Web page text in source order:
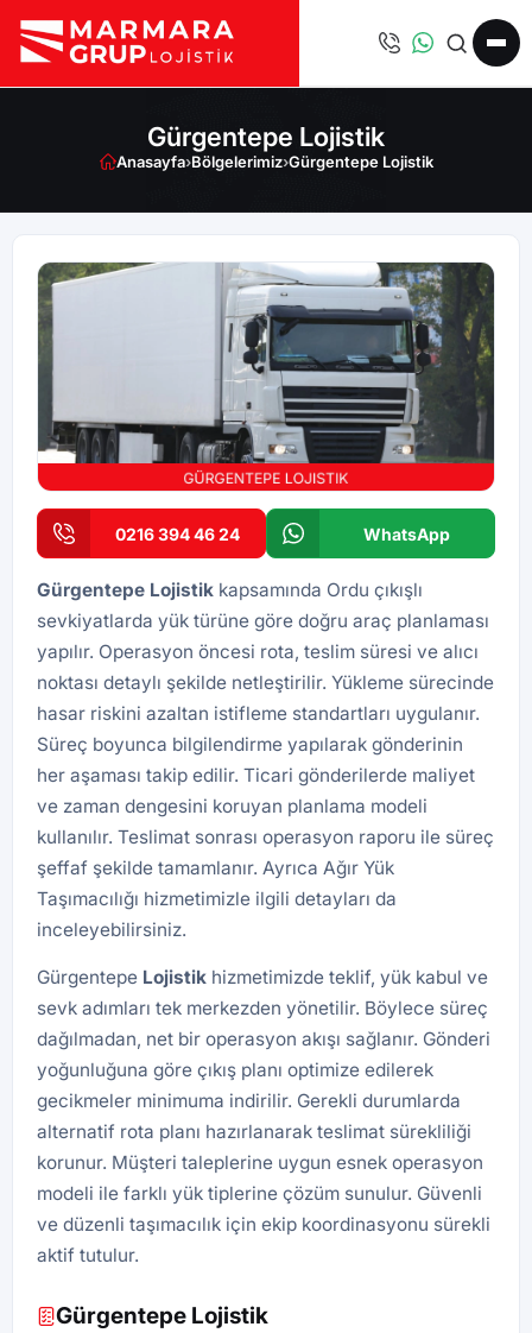
Gürgentepe Lojistik
Anasayfa›Bölgelerimiz›Gürgentepe Lojistik
0216 394 46 24 WhatsApp
Gürgentepe Lojistik kapsamında Ordu çıkışlı
sevkiyatlarda yük türüne göre doğru araç planlaması
yapılır. Operasyon öncesi rota, teslim süresi ve alıcı
noktası detaylı şekilde netleştirilir. Yükleme sürecinde
hasar riskini azaltan istifleme standartları uygulanır.
Süreç boyunca bilgilendirme yapılarak gönderinin
her aşaması takip edilir. Ticari gönderilerde maliyet
ve zaman dengesini koruyan planlama modeli
kullanılır. Teslimat sonrası operasyon raporu ile süreç
şeffaf şekilde tamamlanır. Ayrıca Ağır Yük
Taşımacılığı hizmetimizle ilgili detayları da
inceleyebilirsiniz.
Gürgentepe Lojistik hizmetimizde teklif, yük kabul ve
sevk adımları tek merkezden yönetilir. Böylece süreç
dağılmadan, net bir operasyon akışı sağlanır. Gönderi
yoğunluğuna göre çıkış planı optimize edilerek
gecikmeler minimuma indirilir. Gerekli durumlarda
alternatif rota planı hazırlanarak teslimat sürekliliği
korunur. Müşteri taleplerine uygun esnek operasyon
modeli ile farklı yük tiplerine çözüm sunulur. Güvenli
ve düzenli taşımacılık için ekip koordinasyonu sürekli
aktif tutulur.
Gürgentepe Lojistik